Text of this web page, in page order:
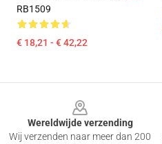
RB1509
€ 18,21 - € 42,22
Wereldwijde verzending
Wij verzenden naar meer dan 200